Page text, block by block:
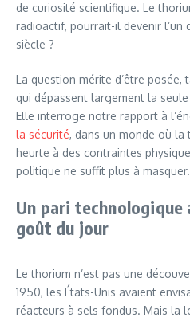
de curiosité scientifique. Le
radioactif, pourrait-il devenir l’un
siècle ?
La question mérite d’être
qui dépassent largement la
Elle interroge notre rapport à
la sécurité, dans un monde où la
heurte à des contraintes
politique ne suffit plus à masquer.
Un pari technologique
goût du jour
Le thorium n’est pas une
1950, les États-Unis avaient
réacteurs à sels fondus. Mais la